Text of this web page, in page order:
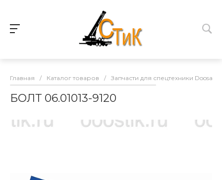
Главная / Каталог товаров / Запчасти для спецтехники Doosan
БОЛТ 06.01013-9120